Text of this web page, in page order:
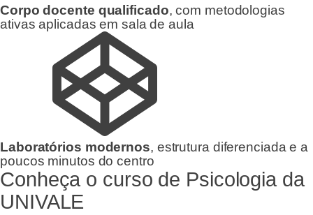
Corpo docente qualificado, com metodologias
ativas aplicadas em sala de aula
Laboratórios modernos, estrutura diferenciada e a
poucos minutos do centro
Conheça o curso de Psicologia da
UNIVALE